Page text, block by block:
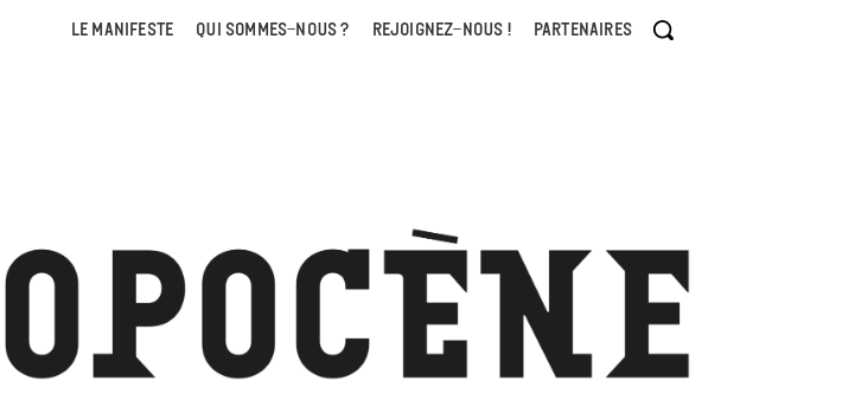
LE MANIFESTE QUI SOMMES-NOUS ? REJOIGNEZ-NOUS ! PARTENAIRES